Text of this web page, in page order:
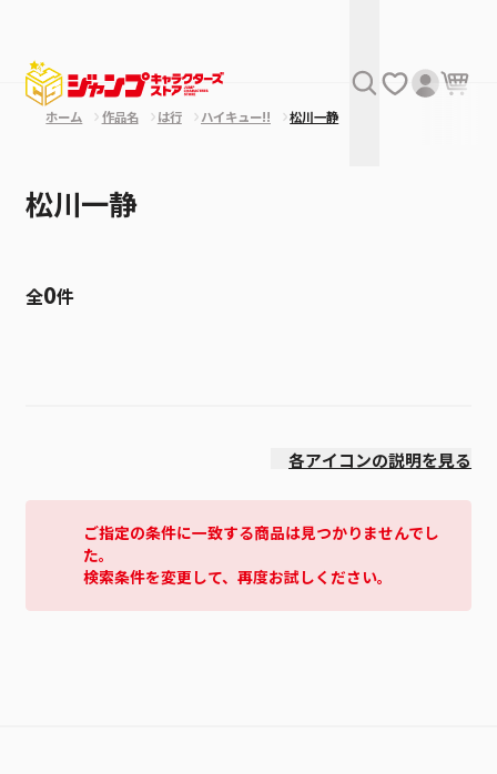
ホーム 作品名 は行 ハイキュー!! 松川一静
松川一静
全0件
各アイコンの説明を見る
ご指定の条件に一致する商品は見つかりませんでし
た。
検索条件を変更して、再度お試しください。